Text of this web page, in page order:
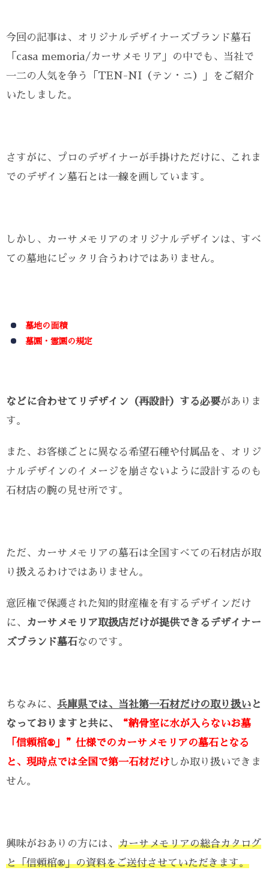
今回の記事は、オリジナルデザイナーズブランド墓石
「casa memoria/カーサメモリア」の中でも、当社で
一二の人気を争う「TEN-NI（テン・ニ）」をご紹介
いたしました。
さすがに、プロのデザイナーが手掛けただけに、これま
でのデザイン墓石とは一線を画しています。
しかし、カーサメモリアのオリジナルデザインは、すべ
ての墓地にピッタリ合うわけではありません。
墓地の面積
墓園・霊園の規定
などに合わせてリデザイン（再設計）する必要がありま
す。
また、お客様ごとに異なる希望石種や付属品を、オリジ
ナルデザインのイメージを崩さないように設計するのも
石材店の腕の見せ所です。
ただ、カーサメモリアの墓石は全国すべての石材店が取
り扱えるわけではありません。
意匠権で保護された知的財産権を有するデザインだけ
に、
カーサメモリア取扱店だけが提供できるデザイナー
ズブランド墓石なのです。
ちなみに、 兵庫県では、当社第一石材だけの取り扱い と
なっておりますと共に、
“納骨室に水が入らないお墓
「信頼棺®」”仕様でのカーサメモリアの墓石となる
と、現時点では全国で第一石材だけ しか取り扱いできま
せん。
興味がおありの方には、 カーサメモリアの総合カタログ
と「信頼棺®」の資料をご送付させていただきます。